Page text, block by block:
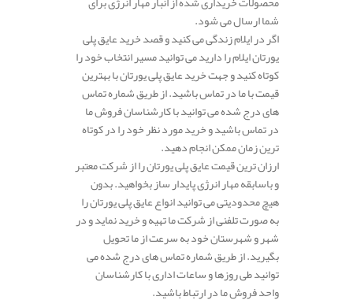
شما ارسال می شود.
اگر در ایلام زندگی می کنید و قصد خرید عایق پلی
یورتان ایلام را دارید می توانید مسیر انتخاب خود را
کوتاه کنید و جهت خرید عایق پلی یورتان با بهترین
قیمت با ما در تماس باشید. از طریق شماره تماس
های درج شده می توانید با کارشناسان فروش ما
در تماس باشید و خرید مورد نظر خود را در کوتاه
ترین زمان ممکن انجام دهید.
ارزان ترین قیمت عایق پلی یورتان را از شرکت معتبر
و باسابقه مهار انرژی پایدار ساز بخواهید. بدون
هیچ محدودیتی می توانید انواع عایق پلی یورتان را
به صورت تلفنی از شرکت ما تهیه و خرید نماید و در
شهر و شهرستان خود به سرعت از ما تحویل
بگیرید. از طریق شماره تماس های درج شده می
توانید طی روزها و ساعات اداری با کارشناسان
واحد فروش ما در ارتباط باشید.